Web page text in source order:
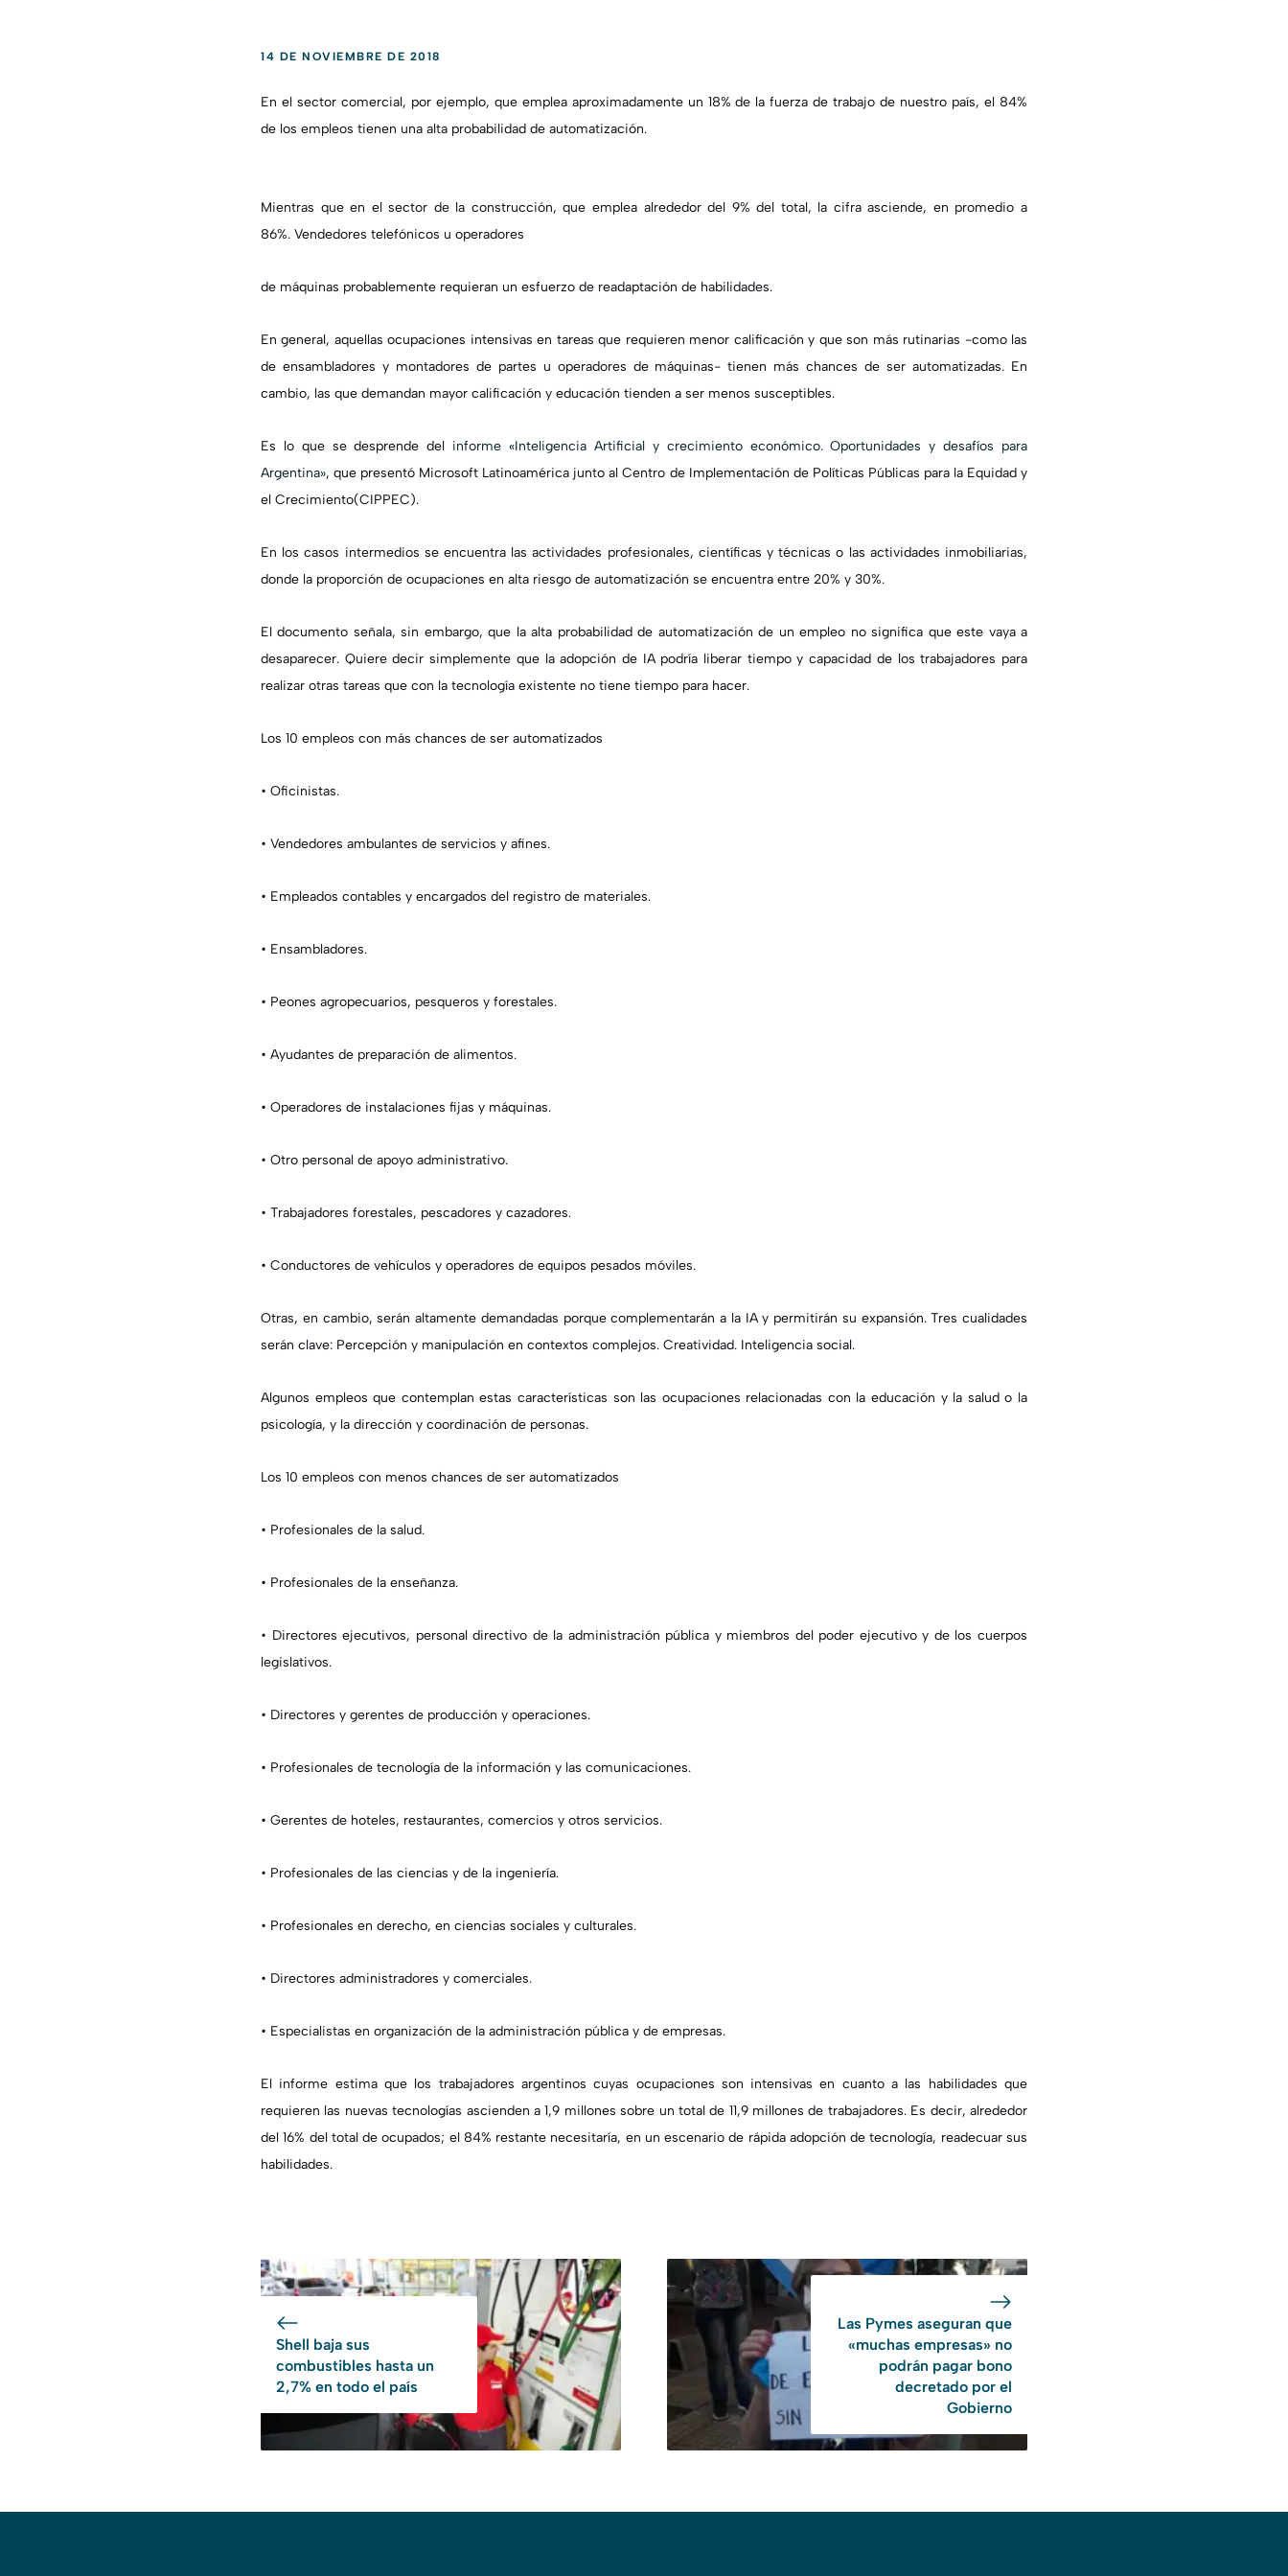
14 DE NOVIEMBRE DE 2018
En el sector comercial, por ejemplo, que emplea aproximadamente un 18% de la fuerza de trabajo de nuestro país, el 84%
de los empleos tienen una alta probabilidad de automatización.
Mientras que en el sector de la construcción, que emplea alrededor del 9% del total, la cifra asciende, en promedio a
86%. Vendedores telefónicos u operadores
de máquinas probablemente requieran un esfuerzo de readaptación de habilidades.
En general, aquellas ocupaciones intensivas en tareas que requieren menor calificación y que son más rutinarias -como las
de ensambladores y montadores de partes u operadores de máquinas- tienen más chances de ser automatizadas. En
cambio, las que demandan mayor calificación y educación tienden a ser menos susceptibles.
Es lo que se desprende del informe «Inteligencia Artificial y crecimiento económico. Oportunidades y desafíos para
Argentina», que presentó Microsoft Latinoamérica junto al Centro de Implementación de Políticas Públicas para la Equidad y
el Crecimiento(CIPPEC).
En los casos intermedios se encuentra las actividades profesionales, científicas y técnicas o las actividades inmobiliarias,
donde la proporción de ocupaciones en alta riesgo de automatización se encuentra entre 20% y 30%.
El documento señala, sin embargo, que la alta probabilidad de automatización de un empleo no significa que este vaya a
desaparecer. Quiere decir simplemente que la adopción de IA podría liberar tiempo y capacidad de los trabajadores para
realizar otras tareas que con la tecnología existente no tiene tiempo para hacer.
Los 10 empleos con más chances de ser automatizados
• Oficinistas.
• Vendedores ambulantes de servicios y afines.
• Empleados contables y encargados del registro de materiales.
• Ensambladores.
• Peones agropecuarios, pesqueros y forestales.
• Ayudantes de preparación de alimentos.
• Operadores de instalaciones fijas y máquinas.
• Otro personal de apoyo administrativo.
• Trabajadores forestales, pescadores y cazadores.
• Conductores de vehículos y operadores de equipos pesados móviles.
Otras, en cambio, serán altamente demandadas porque complementarán a la IA y permitirán su expansión. Tres cualidades
serán clave: Percepción y manipulación en contextos complejos. Creatividad. Inteligencia social.
Algunos empleos que contemplan estas características son las ocupaciones relacionadas con la educación y la salud o la
psicología, y la dirección y coordinación de personas.
Los 10 empleos con menos chances de ser automatizados
• Profesionales de la salud.
• Profesionales de la enseñanza.
• Directores ejecutivos, personal directivo de la administración pública y miembros del poder ejecutivo y de los cuerpos
legislativos.
• Directores y gerentes de producción y operaciones.
• Profesionales de tecnología de la información y las comunicaciones.
• Gerentes de hoteles, restaurantes, comercios y otros servicios.
• Profesionales de las ciencias y de la ingeniería.
• Profesionales en derecho, en ciencias sociales y culturales.
• Directores administradores y comerciales.
• Especialistas en organización de la administración pública y de empresas.
El informe estima que los trabajadores argentinos cuyas ocupaciones son intensivas en cuanto a las habilidades que
requieren las nuevas tecnologías ascienden a 1,9 millones sobre un total de 11,9 millones de trabajadores. Es decir, alrededor
del 16% del total de ocupados; el 84% restante necesitaría, en un escenario de rápida adopción de tecnología, readecuar sus
habilidades.
Shell baja sus
combustibles hasta un
2,7% en todo el país
Las Pymes aseguran que
«muchas empresas» no
podrán pagar bono
decretado por el
Gobierno